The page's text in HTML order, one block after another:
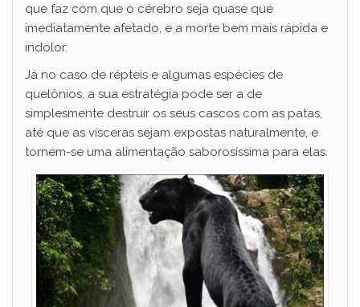
que faz com que o cérebro seja quase que
imediatamente afetado, e a morte bem mais rápida e
indolor.
Já no caso de répteis e algumas espécies de
quelônios, a sua estratégia pode ser a de
simplesmente destruir os seus cascos com as patas,
até que as vísceras sejam expostas naturalmente, e
tornem-se uma alimentação saborosíssima para elas.